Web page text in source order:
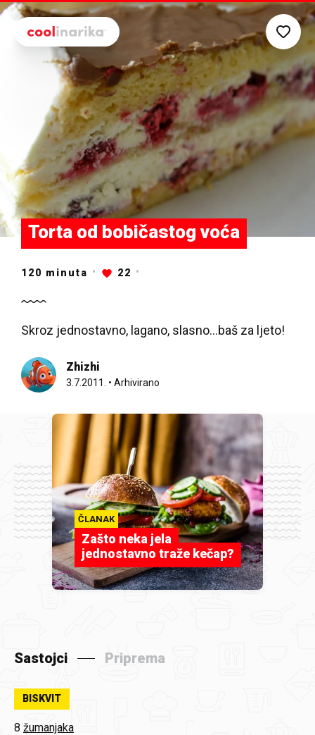
Preskoči na glavni sadržaj
Torta od bobičastog voća
120 minuta 22
Skroz jednostavno, lagano, slasno...baš za ljeto!
Zhizhi
3.7.2011. • Arhivirano
ČLANAK
Zašto neka jela
jednostavno traže kečap?
Sastojci Priprema
BISKVIT
8 žumanjaka